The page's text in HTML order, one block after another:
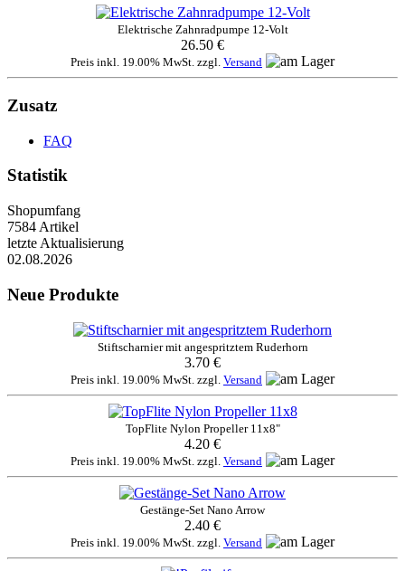
Elektrische Zahnradpumpe 12-Volt
26.50 €
Preis inkl. 19.00% MwSt. zzgl. Versand
Zusatz
FAQ
Statistik
Shopumfang
7584 Artikel
letzte Aktualisierung
02.08.2026
Neue Produkte
Stiftscharnier mit angespritztem Ruderhorn
3.70 €
Preis inkl. 19.00% MwSt. zzgl. Versand
TopFlite Nylon Propeller 11x8"
4.20 €
Preis inkl. 19.00% MwSt. zzgl. Versand
Gestänge-Set Nano Arrow
2.40 €
Preis inkl. 19.00% MwSt. zzgl. Versand